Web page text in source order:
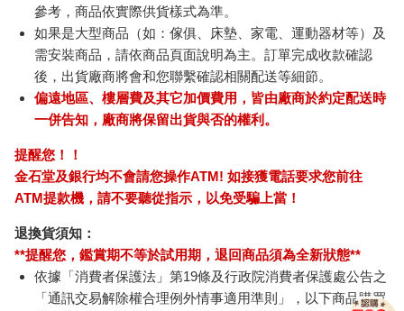
參考，商品依實際供貨樣式為準。
如果是大型商品（如：傢俱、床墊、家電、運動器材等）及
需安裝商品，請依商品頁面說明為主。訂單完成收款確認
後，出貨廠商將會和您聯繫確認相關配送等細節。
偏遠地區、樓層費及其它加價費用，皆由廠商於約定配送時
一併告知，廠商將保留出貨與否的權利。
提醒您！！
金石堂及銀行均不會請您操作ATM! 如接獲電話要求您前往
ATM提款機，請不要聽從指示，以免受騙上當！
退換貨須知：
**提醒您，鑑賞期不等於試用期，退回商品須為全新狀態**
依據「消費者保護法」第19條及行政院消費者保護處公告之
「通訊交易解除權合理例外情事適用準則」，以下商品購買